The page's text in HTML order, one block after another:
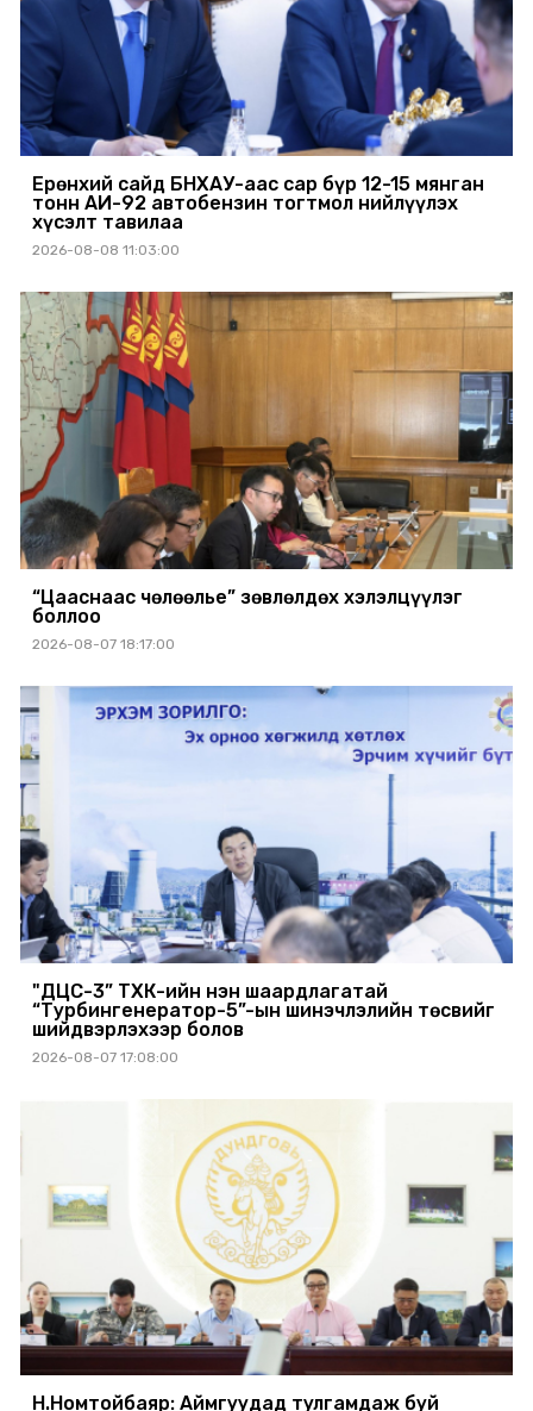
Ерөнхий сайд БНХАУ-аас сар бүр 12-15 мянган
тонн АИ-92 автобензин тогтмол нийлүүлэх
хүсэлт тавилаа
2026-08-08 11:03:00
“Цааснаас чөлөөлье” зөвлөлдөх хэлэлцүүлэг
боллоо
2026-08-07 18:17:00
"ДЦС-3” ТӨХК-ийн нэн шаардлагатай
“Турбингенератор-5”-ын шинэчлэлийн төсвийг
шийдвэрлэхээр болов
2026-08-07 17:08:00
Н.Номтойбаяр: Аймгуудад тулгамдаж буй